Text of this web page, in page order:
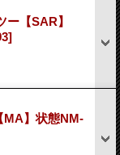
ー【SAR】
MA】状態NM-